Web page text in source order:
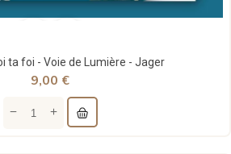
ta foi - Voie de Lumière - Jager
9,00 €